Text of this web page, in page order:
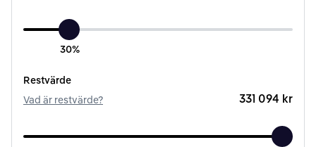
30%
Restvärde
Vad är restvärde?
331 094 kr